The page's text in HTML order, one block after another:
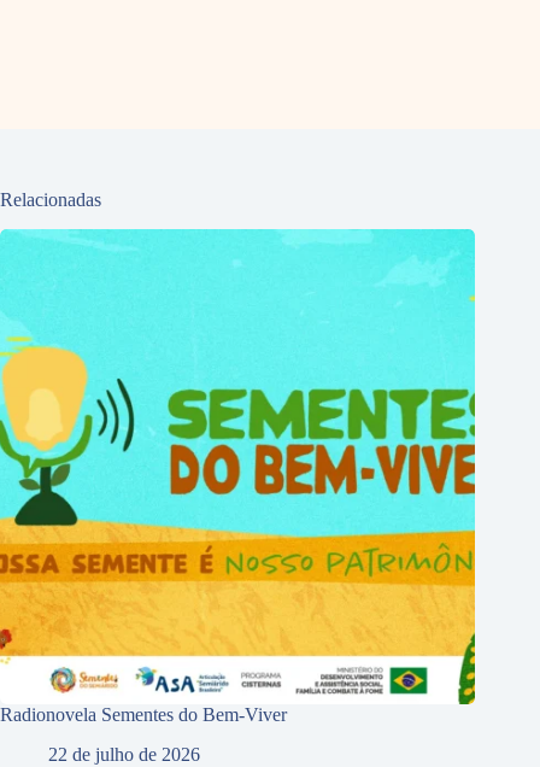
Relacionadas
Radionovela Sementes do Bem-Viver
22 de julho de 2026